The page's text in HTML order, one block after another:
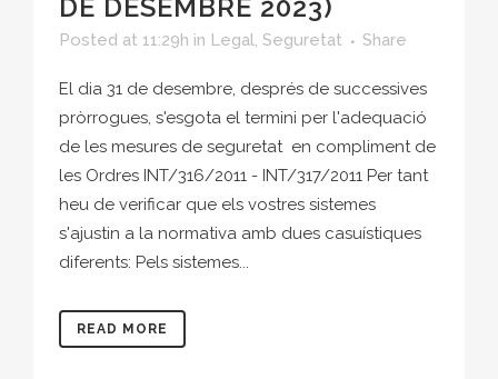
DE DESEMBRE 2023)
Posted at 11:29h in Legal, Seguretat Share
El dia 31 de desembre, després de successives
pròrrogues, s'esgota el termini per l'adequació
de les mesures de seguretat en compliment de
les Ordres INT/316/2011 - INT/317/2011 Per tant
heu de verificar que els vostres sistemes
s'ajustin a la normativa amb dues casuístiques
diferents: Pels sistemes...
READ MORE